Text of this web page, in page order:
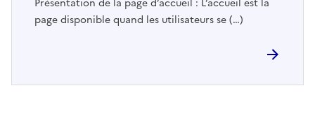
Présentation de la page d’accueil : L’accueil est la
page disponible quand les utilisateurs se (…)